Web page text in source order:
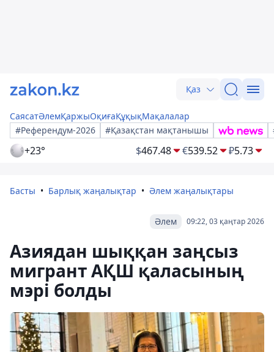
Қаз
СаясатӘлемҚаржыОқиғаҚұқықМақалалар
#Референдум-2026
#Қазақстан мақтанышы
+23° $467.48 €539.52 ₽5.73
Басты Барлық жаңалықтар Әлем жаңалықтары
09:22, 03 қаңтар 2026
Әлем
Азиядан шыққан заңсыз
мигрант АҚШ қаласының
мэрі болды